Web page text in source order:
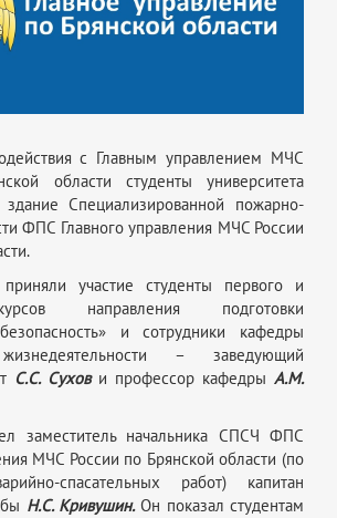
с Главным управлением МЧС
области студенты университета
Специализированной пожарно-
ФПС Главного управления МЧС России
участие студенты первого и
направления подготовки
и сотрудники кафедры
– заведующий
С.С. Сухов и профессор кафедры А.М.
заместитель начальника СПСЧ ФПС
МЧС России по Брянской области (по
спасательных работ) капитан
Н.С. Кривушин.Он показал студентам